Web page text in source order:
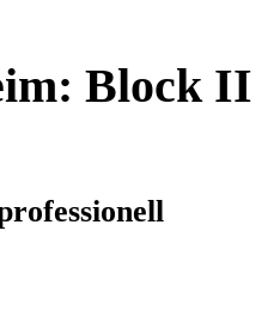
Block II